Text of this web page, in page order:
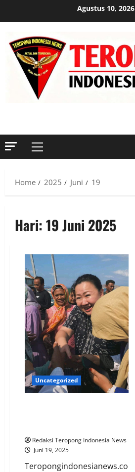
Agustus 10, 2026
Primary
Home 2025 Juni 19
Hari:19 Juni 2025
Uncategorized
Redaksi Teropong Indonesia News
Juni 19, 2025
Teropongindonesianews.com